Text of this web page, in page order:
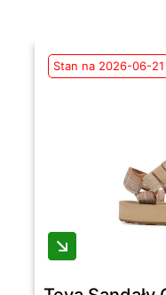
Stan na 2026-06-21